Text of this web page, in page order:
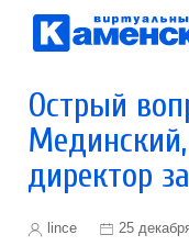
Острый
директор
lince 25